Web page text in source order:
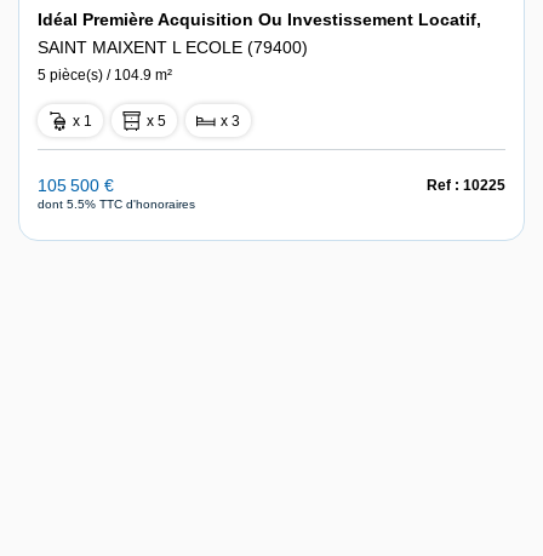
Idéal Première Acquisition Ou Investissement Locatif,
SAINT MAIXENT L ECOLE (79400)
5 pièce(s) / 104.9 m²
x 1 x 5 x 3
105 500 €
dont 5.5% TTC d'honoraires
Ref : 10225